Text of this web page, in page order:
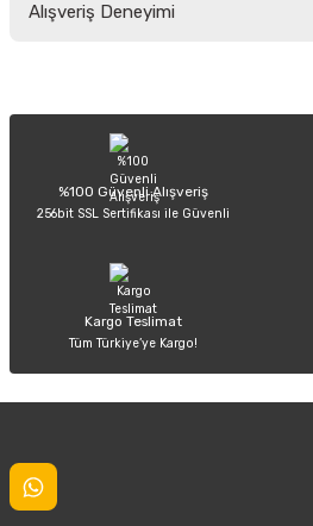
yetersiz gördüğünüz noktaları öneri
Ürün açıklamasında eksik bilgiler
Ürün bilgilerinde hatalar bulunuyor.
Ürün fiyatı diğer sitelerden daha pahalı.
Alışveriş Deneyimi
Sitemize ilk yorumu
%100 Güvenli Alışveriş
256bit SSL Sertifikası ile Güvenli
Kargo Teslimat
Tüm Türkiye’ye Kargo!